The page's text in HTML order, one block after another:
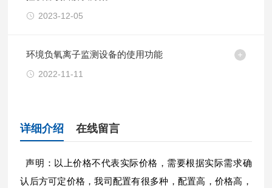
2023-12-05
环境负氧离子监测设备的使用功能
2022-11-11
详细介绍 在线留言
声明：以上价格不代表实际价格，需要根据实际需求确
认后方可定价格，我司配置有很多种，配置高，价格高，